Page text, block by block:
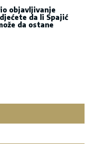
objavljivanje
da li Spajić
da ostane